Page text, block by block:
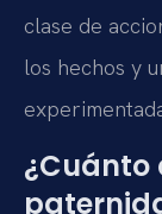
clase de
los hechos y
¿Cuánto